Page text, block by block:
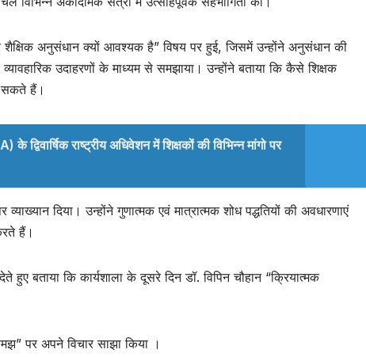
शैक्षिक अनुसंधान क्यों आवश्यक है” विषय पर हुई, जिसमें उन्होंने अनुसंधान की
उदाहरणों के माध्यम से समझाया। उन्होंने बताया कि कैसे शिक्षक
सकते हैं।
राष्ट्रीय अधिवेशन में शिक्षकों की विभिन्न मांगो पर
दिया। उन्होंने गुणात्मक एवं मात्रात्मक शोध पद्धतियों की अवधारणाएं
हैं।
हुए बताया कि कार्यशाला के दूसरे दिन डॉ. विपिन चौहान “क्रियात्मक
पर अपने विचार साझा किया ।